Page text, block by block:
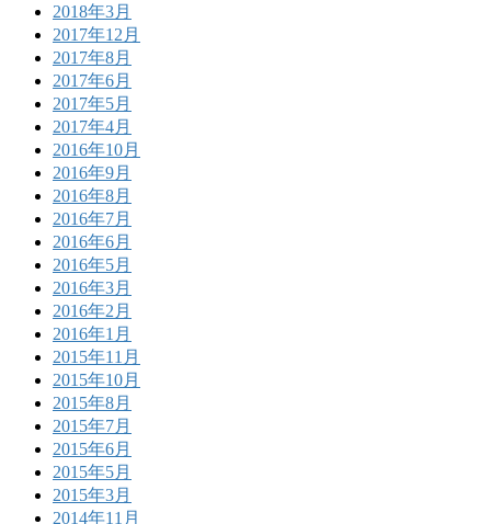
2018年3月
2017年12月
2017年8月
2017年6月
2017年5月
2017年4月
2016年10月
2016年9月
2016年8月
2016年7月
2016年6月
2016年5月
2016年3月
2016年2月
2016年1月
2015年11月
2015年10月
2015年8月
2015年7月
2015年6月
2015年5月
2015年3月
2014年11月